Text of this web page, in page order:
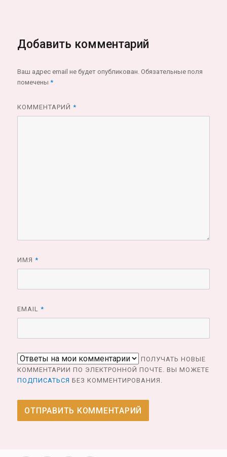
Добавить комментарий
Ваш адрес email не будет опубликован. Обязательные поля
помечены*
КОММЕНТАРИЙ*
ИМЯ*
EMAIL*
ПОЛУЧАТЬ НОВЫЕ
КОММЕНТАРИИ ПО ЭЛЕКТРОННОЙ ПОЧТЕ. ВЫ МОЖЕТЕ
ПОДПИСАТЬСЯ БЕЗ КОММЕНТИРОВАНИЯ.